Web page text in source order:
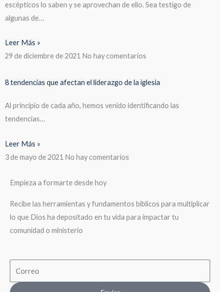
escépticos lo saben y se aprovechan de ello. Sea testigo de
algunas de…
Leer Más »
29 de diciembre de 2021 No hay comentarios
8 tendencias que afectan el liderazgo de la iglesia
Al principio de cada año, hemos venido identificando las
tendencias…
Leer Más »
3 de mayo de 2021 No hay comentarios
Empieza a formarte desde hoy
Recibe las herramientas y fundamentos biblicos para multiplicar
lo que Dios ha depositado en tu vida para impactar tu
comunidad o ministerio